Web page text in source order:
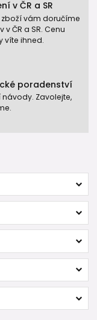
v ČR a SR
zboží vám doručíme
v ČR a SR. Cenu
víte ihned.
poradenství
návody. Zavolejte,